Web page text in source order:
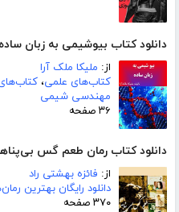
دانلود کتاب بیوشیمی به زبان ساده
از: ملیکا ملک آرا
کتاب‌های علمی،
مهندسی شیمی
۳۶ صفحه
دانلود کتاب رمان طعم گس
از: فائزه بهشتی راد
دانلود رایگان بهترین
۳۷۰ صفحه